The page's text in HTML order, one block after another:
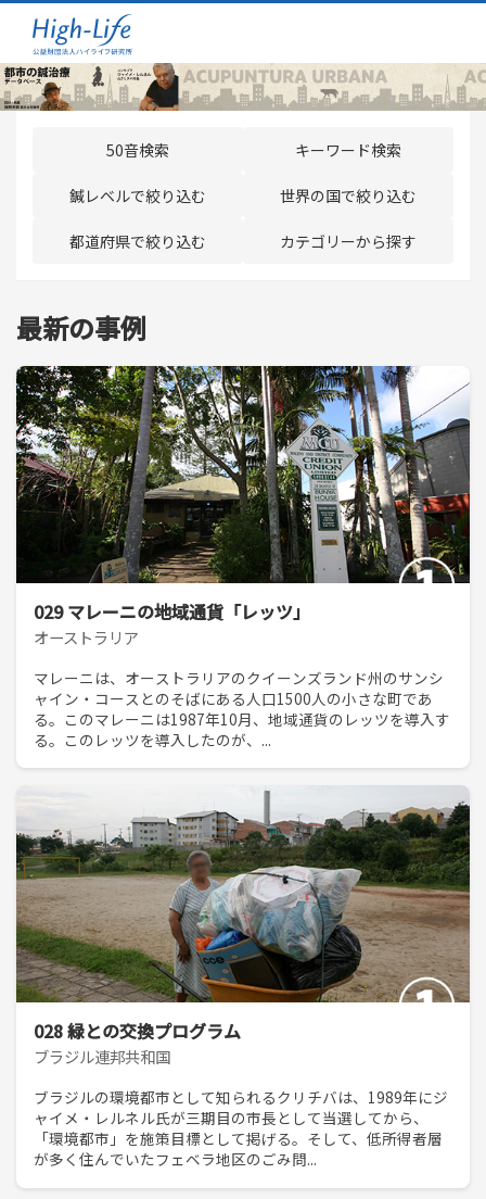
50音検索 キーワード検索
鍼レベルで絞り込む 世界の国で絞り込む
都道府県で絞り込む カテゴリーから探す
最新の事例
029 マレーニの地域通貨「レッツ」
オーストラリア
マレーニは、オーストラリアのクイーンズランド州のサンシ
ャイン・コースとのそばにある人口1500人の小さな町であ
る。このマレーニは1987年10月、地域通貨のレッツを導入す
る。このレッツを導入したのが、...
028 緑との交換プログラム
ブラジル連邦共和国
ブラジルの環境都市として知られるクリチバは、1989年にジ
ャイメ・レルネル氏が三期目の市長として当選してから、
「環境都市」を施策目標として掲げる。そして、低所得者層
が多く住んでいたフェベラ地区のごみ問...